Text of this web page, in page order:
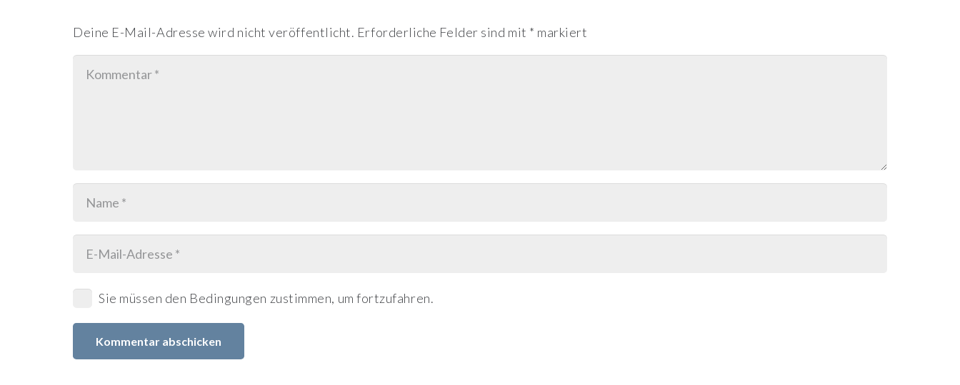
Deine E-Mail-Adresse wird nicht veröffentlicht. Erforderliche Felder sind mit * markiert
Sie müssen den Bedingungen zustimmen, um fortzufahren.
Kommentar abschicken